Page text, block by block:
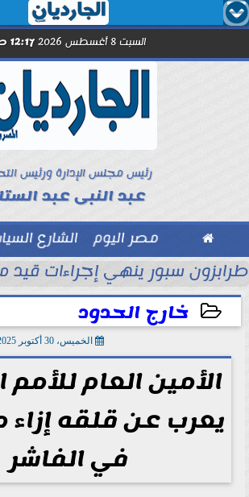
  
السبت 8 أغسطس 2026 12:17 صـ
رئيس مجلس الإدارة ورئيس
عبد النبى عبد
 مصر اليوم الشارع
طرابزون سبور ينهي إجراءات
خارج الحدود
الخميس، 30 أكتوبر 2025
الأمين العام للأمم
يعرب عن قلقه إزاء
في الفاشر